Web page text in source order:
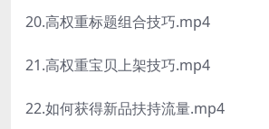
20.高权重标题组合技巧.mp4
21.高权重宝贝上架技巧.mp4
22.如何获得新品扶持流量.mp4